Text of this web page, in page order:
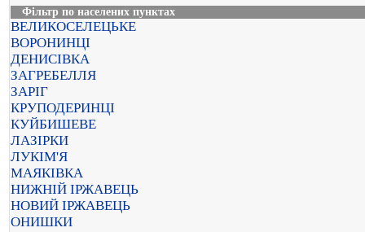
Фільтр по населених пунктах
ВЕЛИКОСЕЛЕЦЬКЕ
ВОРОНИНЦІ
ДЕНИСІВКА
ЗАГРЕБЕЛЛЯ
ЗАРІГ
КРУПОДЕРИНЦІ
КУЙБИШЕВЕ
ЛАЗІРКИ
ЛУКІМ'Я
МАЯКІВКА
НИЖНІЙ ІРЖАВЕЦЬ
НОВИЙ ІРЖАВЕЦЬ
ОНИШКИ